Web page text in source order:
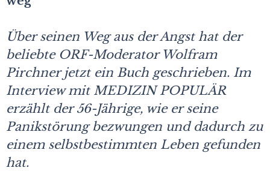
Über seinen Weg aus der Angst hat der
beliebte ORF-Moderator Wolfram
Pirchner jetzt ein Buch geschrieben. Im
Interview mit MEDIZIN POPULÄR
erzählt der 56-Jährige, wie er seine
Panikstörung bezwungen und dadurch zu
einem selbstbestimmten Leben gefunden
hat.